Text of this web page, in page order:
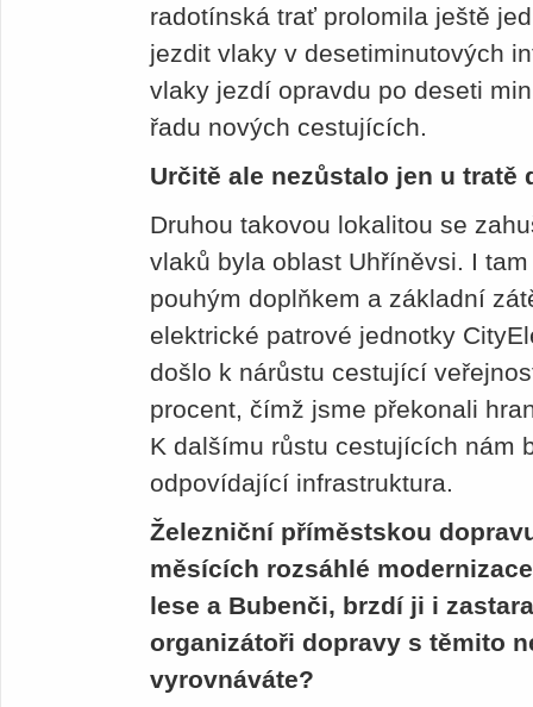
radotínská trať prolomila ještě
jezdit vlaky v desetiminutových
vlaky jezdí opravdu po deseti
řadu nových cestujících.
Určitě ale nezůstalo jen u tratě
Druhou takovou lokalitou se
vlaků byla oblast Uhříněvsi. I
pouhým doplňkem a základní
elektrické patrové jednotky
došlo k nárůstu cestující
procent, čímž jsme překonali
K dalšímu růstu cestujících nám
odpovídající infrastruktura.
Železniční příměstskou
měsících rozsáhlé
lese a Bubenči, brzdí ji i
organizátoři dopravy s těmito
vyrovnáváte?